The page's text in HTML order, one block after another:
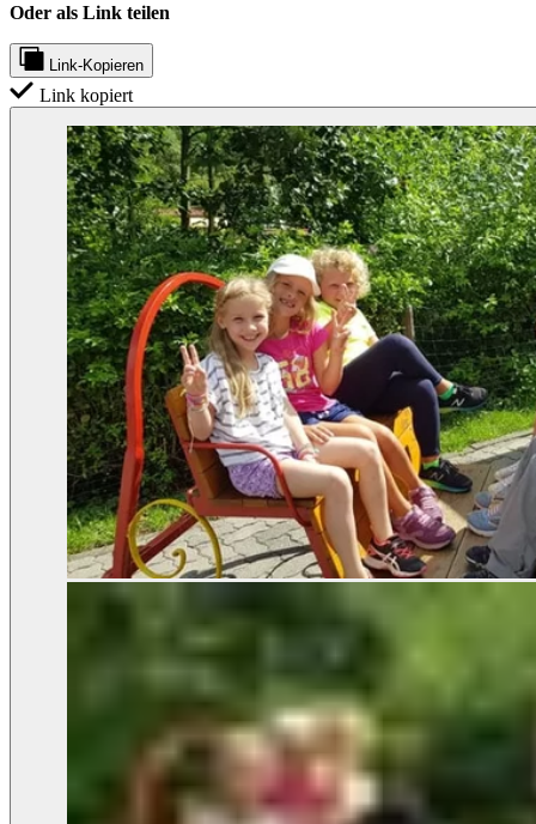
Oder als Link teilen
Link-Kopieren
Link kopiert